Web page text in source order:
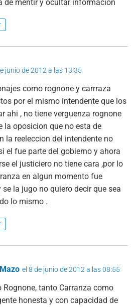
de mentir y ocultar informacion
junio de 2012 a las 13:35
como rognone y carrraza
por el mismo intendente que los
ahi , no tiene verguenza rognone
la oposicion que no esta de
la reeleccion del intendente no
el fue parte del gobierno y ahora
el justiciero no tiene cara ,por lo
en algun momento fue
la jugo no quiero decir que sea
lo mismo .
el 8 de junio de 2012 a las 08:55
Rognone, tanto Carranza como
honesta y con capacidad de